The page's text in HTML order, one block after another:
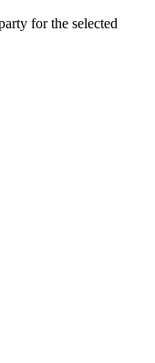
for the selected